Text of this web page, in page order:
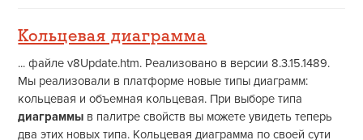
Кольцевая диаграмма
... файле v8Update.htm. Реализовано в версии 8.3.15.1489.
Мы реализовали в платформе новые типы диаграмм:
кольцевая и объемная кольцевая. При выборе типа
диаграммы в палитре свойств вы можете увидеть теперь
два этих новых типа. Кольцевая диаграмма по своей сути